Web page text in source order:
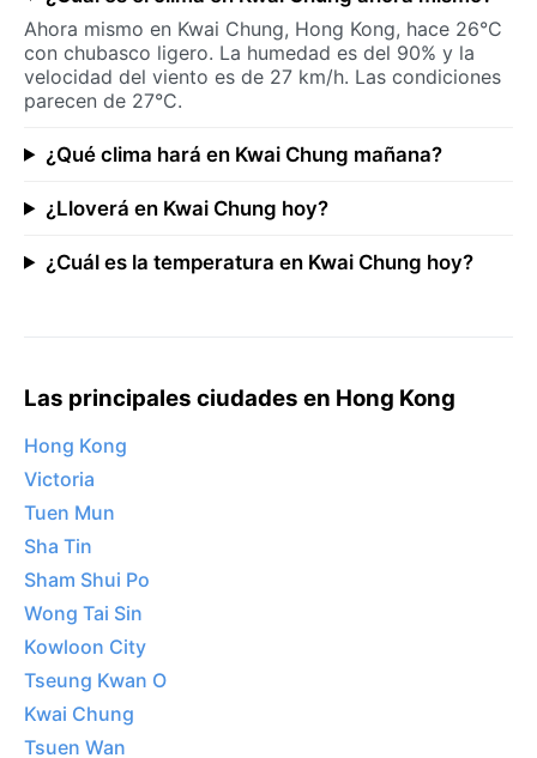
Ahora mismo en Kwai Chung, Hong Kong, hace 26°C
con chubasco ligero. La humedad es del 90% y la
velocidad del viento es de 27 km/h. Las condiciones
parecen de 27°C.
¿Qué clima hará en Kwai Chung mañana?
¿Lloverá en Kwai Chung hoy?
¿Cuál es la temperatura en Kwai Chung hoy?
Las principales ciudades en Hong Kong
Hong Kong
Victoria
Tuen Mun
Sha Tin
Sham Shui Po
Wong Tai Sin
Kowloon City
Tseung Kwan O
Kwai Chung
Tsuen Wan